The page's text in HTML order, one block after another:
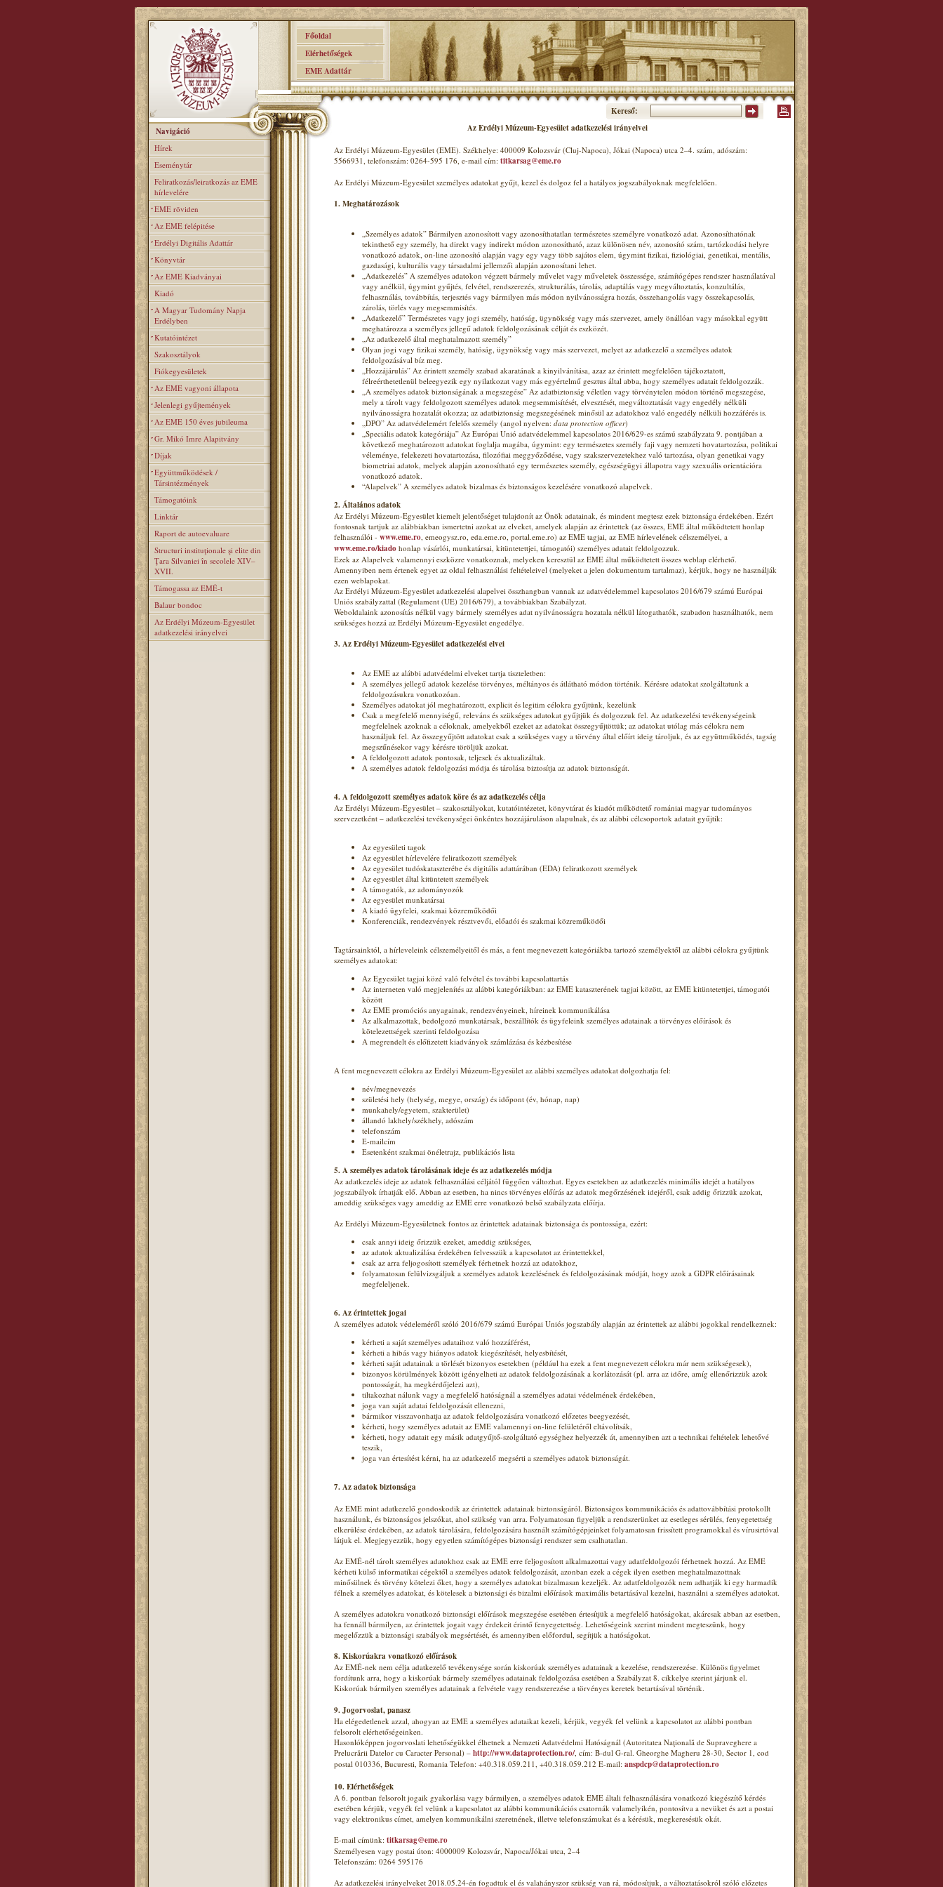
Főoldal
Elérhetőségek
EME Adattár
Kereső:
Navigáció
Hírek
Eseménytár
Feliratkozás/leiratkozás az EME
hírlevelére
EME röviden
Az EME felépitése
Erdélyi Digitális Adattár
Könyvtár
Az EME Kiadványai
Kiadó
A Magyar Tudomány Napja
Erdélyben
Kutatóintézet
Szakosztályok
Fiókegyesületek
Az EME vagyoni állapota
Jelenlegi gyűjtemények
Az EME 150 éves jubileuma
Gr. Mikó Imre Alapitvány
Díjak
Együttműködések /
Társintézmények
Támogatóink
Linktár
Raport de autoevaluare
Structuri instituţionale şi elite din
Ţara Silvaniei în secolele XIV–
XVII.
Támogassa az EMÉ-t
Balaur bondoc
Az Erdélyi Múzeum-Egyesület
adatkezelési irányelvei
Az Erdélyi Múzeum-Egyesület adatkezelési irányelvei
Az Erdélyi Múzeum-Egyesület (EME). Székhelye: 400009 Kolozsvár (Cluj-Napoca), Jókai (Napoca) utca 2–4. szám, adószám:
5566931, telefonszám: 0264-595 176, e-mail cím: titkarsag@eme.ro
Az Erdélyi Múzeum-Egyesület személyes adatokat gyűjt, kezel és dolgoz fel a hatályos jogszabályoknak megfelelően.
1. Meghatározások
„Személyes adatok” Bármilyen azonosított vagy azonosíthatatlan természetes személyre vonatkozó adat. Azonosíthatónak
tekinthető egy személy, ha direkt vagy indirekt módon azonosítható, azaz különösen név, azonosító szám, tartózkodási helyre
vonatkozó adatok, on-line azonosító alapján vagy egy vagy több sajátos elem, úgymint fizikai, fiziológiai, genetikai, mentális,
gazdasági, kulturális vagy társadalmi jellemzői alapján azonosítani lehet.
„Adatkezelés” A személyes adatokon végzett bármely művelet vagy műveletek összessége, számítógépes rendszer használatával
vagy anélkül, úgymint gyűjtés, felvétel, rendszerezés, strukturálás, tárolás, adaptálás vagy megváltoztatás, konzultálás,
felhasználás, továbbítás, terjesztés vagy bármilyen más módon nyilvánosságra hozás, összehangolás vagy összekapcsolás,
zárolás, törlés vagy megsemmisítés.
„Adatkezelő” Természetes vagy jogi személy, hatóság, ügynökség vagy más szervezet, amely önállóan vagy másokkal együtt
meghatározza a személyes jellegű adatok feldolgozásának célját és eszközét.
„Az adatkezelő által meghatalmazott személy”
Olyan jogi vagy fizikai személy, hatóság, ügynökség vagy más szervezet, melyet az adatkezelő a személyes adatok
feldolgozásával bíz meg.
„Hozzájárulás” Az érintett személy szabad akaratának a kinyilvánítása, azaz az érintett megfelelően tájékoztatott,
félreérthetetlenül beleegyezik egy nyilatkozat vagy más egyértelmű gesztus által abba, hogy személyes adatait feldolgozzák.
„A személyes adatok biztonságának a megszegése” Az adatbiztonság véletlen vagy törvénytelen módon történő megszegése,
mely a tárolt vagy feldolgozott személyes adatok megsemmisítését, elvesztését, megváltoztatását vagy engedély nélküli
nyilvánosságra hozatalát okozza; az adatbiztonság megszegésének minősül az adatokhoz való engedély nélküli hozzáférés is.
„DPO” Az adatvédelemért felelős személy (angol nyelven: data protection officer)
„Speciális adatok kategóriája” Az Európai Unió adatvédelemmel kapcsolatos 2016/629-es számú szabályzata 9. pontjában a
következő meghatározott adatokat foglalja magába, úgymint: egy természetes személy faji vagy nemzeti hovatartozása, politikai
véleménye, felekezeti hovatartozása, filozófiai meggyőződése, vagy szakszervezetekhez való tartozása, olyan genetikai vagy
biometriai adatok, melyek alapján azonosítható egy természetes személy, egészségügyi állapotra vagy szexuális orientációra
vonatkozó adatok.
“Alapelvek” A személyes adatok bizalmas és biztonságos kezelésére vonatkozó alapelvek.
2. Általános adatok
Az Erdélyi Múzeum-Egyesület kiemelt jelentőséget tulajdonít az Önök adatainak, és mindent megtesz ezek biztonsága érdekében. Ezért
fontosnak tartjuk az alábbiakban ismertetni azokat az elveket, amelyek alapján az érintettek (az összes, EME által működtetett honlap
felhasználói - www.eme.ro, emeogysz.ro, eda.eme.ro, portal.eme.ro) az EME tagjai, az EME hírlevelének célszemélyei, a
www.eme.ro/kiado honlap vásárlói, munkatársai, kitüntetettjei, támogatói) személyes adatait feldolgozzuk.
Ezek az Alapelvek valamennyi eszközre vonatkoznak, melyeken keresztül az EME által működtetett összes weblap elérhető.
Amennyiben nem értenek egyet az oldal felhasználási feltételeivel (melyeket a jelen dokumentum tartalmaz), kérjük, hogy ne használják
ezen weblapokat.
Az Erdélyi Múzeum-Egyesület adatkezelési alapelvei összhangban vannak az adatvédelemmel kapcsolatos 2016/679 számú Európai
Uniós szabályzattal (Regulament (UE) 2016/679), a továbbiakban Szabályzat.
Weboldalaink azonosítás nélkül vagy bármely személyes adat nyilvánosságra hozatala nélkül látogathatók, szabadon használhatók, nem
szükséges hozzá az Erdélyi Múzeum-Egyesület engedélye.
3. Az Erdélyi Múzeum-Egyesület adatkezelési elvei
Az EME az alábbi adatvédelmi elveket tartja tiszteletben:
A személyes jellegű adatok kezelése törvényes, méltányos és átlátható módon történik. Kérésre adatokat szolgáltatunk a
feldolgozásukra vonatkozóan.
Személyes adatokat jól meghatározott, explicit és legitim célokra gyűjtünk, kezelünk
Csak a megfelelő mennyiségű, releváns és szükséges adatokat gyűjtjük és dolgozzuk fel. Az adatkezelési tevékenységeink
megfelelnek azoknak a céloknak, amelyekből ezeket az adatokat összegyűjtöttük; az adatokat utólag más célokra nem
használjuk fel. Az összegyűjtött adatokat csak a szükséges vagy a törvény által előírt ideig tároljuk, és az együttműködés, tagság
megszűnésekor vagy kérésre töröljük azokat.
A feldolgozott adatok pontosak, teljesek és aktualizáltak.
A személyes adatok feldolgozási módja és tárolása biztosítja az adatok biztonságát.
4.A feldolgozott személyes adatok köre és az adatkezelés célja
Az Erdélyi Múzeum-Egyesület – szakosztályokat, kutatóintézetet, könyvtárat és kiadót működtető romániai magyar tudományos
szervezetként – adatkezelési tevékenységei önkéntes hozzájáruláson alapulnak, és az alábbi célcsoportok adatait gyűjtik:
Az egyesületi tagok
Az egyesület hírlevelére feliratkozott személyek
Az egyesület tudóskataszterébe és digitális adattárában (EDA) feliratkozott személyek
Az egyesület által kitüntetett személyek
A támogatók, az adományozók
Az egyesület munkatársai
A kiadó ügyfelei, szakmai közreműködői
Konferenciák, rendezvények résztvevői, előadói és szakmai közreműködői
Tagtársainktól, a hírleveleink célszemélyeitől és más, a fent megnevezett kategóriákba tartozó személyektől az alábbi célokra gyűjtünk
személyes adatokat:
Az Egyesület tagjai közé való felvétel és további kapcsolattartás
Az interneten való megjelenítés az alábbi kategóriákban: az EME kataszterének tagjai között, az EME kitüntetettjei, támogatói
között
Az EME promóciós anyagainak, rendezvényeinek, híreinek kommunikálása
Az alkalmazottak, bedolgozó munkatársak, beszállítók és ügyfeleink személyes adatainak a törvényes előírások és
kötelezettségek szerinti feldolgozása
A megrendelt és előfizetett kiadványok számlázása és kézbesítése
A fent megnevezett célokra az Erdélyi Múzeum-Egyesület az alábbi személyes adatokat dolgozhatja fel:
név/megnevezés
születési hely (helység, megye, ország) és időpont (év, hónap, nap)
munkahely/egyetem, szakterület)
állandó lakhely/székhely, adószám
telefonszám
E-mailcím
Esetenként szakmai önéletrajz, publikációs lista
5. A személyes adatok tárolásának ideje és az adatkezelés módja
Az adatkezelés ideje az adatok felhasználási céljától függően változhat. Egyes esetekben az adatkezelés minimális idejét a hatályos
jogszabályok írhatják elő. Abban az esetben, ha nincs törvényes előírás az adatok megőrzésének idejéről, csak addig őrizzük azokat,
ameddig szükséges vagy ameddig az EME erre vonatkozó belső szabályzata előírja.
Az Erdélyi Múzeum-Egyesületnek fontos az érintettek adatainak biztonsága és pontossága, ezért:
csak annyi ideig őrizzük ezeket, ameddig szükséges,
az adatok aktualizálása érdekében felvesszük a kapcsolatot az érintettekkel,
csak az arra feljogosított személyek férhetnek hozzá az adatokhoz,
folyamatosan felülvizsgáljuk a személyes adatok kezelésének és feldolgozásának módját, hogy azok a GDPR előírásainak
megfeleljenek.
6. Az érintettek jogai
A személyes adatok védeleméről szóló 2016/679 számú Európai Uniós jogszabály alapján az érintettek az alábbi jogokkal rendelkeznek:
kérheti a saját személyes adataihoz való hozzáférést,
kérheti a hibás vagy hiányos adatok kiegészítését, helyesbítését,
kérheti saját adatainak a törlését bizonyos esetekben (például ha ezek a fent megnevezett célokra már nem szükségesek),
bizonyos körülmények között igényelheti az adatok feldolgozásának a korlátozását (pl. arra az időre, amíg ellenőrizzük azok
pontosságát, ha megkérdőjelezi azt),
tiltakozhat nálunk vagy a megfelelő hatóságnál a személyes adatai védelmének érdekében,
joga van saját adatai feldolgozását ellenezni,
bármikor visszavonhatja az adatok feldolgozására vonatkozó előzetes beegyezését,
kérheti, hogy személyes adatait az EME valamennyi on-line felületéről eltávolítsák,
kérheti, hogy adatait egy másik adatgyűjtő-szolgáltató egységhez helyezzék át, amennyiben azt a technikai feltételek lehetővé
teszik,
joga van értesítést kérni, ha az adatkezelő megsérti a személyes adatok biztonságát.
7. Az adatok biztonsága
Az EME mint adatkezelő gondoskodik az érintettek adatainak biztonságáról. Biztonságos kommunikációs és adattovábbítási protokollt
használunk, és biztonságos jelszókat, ahol szükség van arra. Folyamatosan figyeljük a rendszerünket az esetleges sérülés, fenyegetettség
elkerülése érdekében, az adatok tárolására, feldolgozására használt számítógépjeinket folyamatosan frissített programokkal és vírusirtóval
látjuk el. Megjegyezzük, hogy egyetlen számítógépes biztonsági rendszer sem csalhatatlan.
Az EMÉ-nél tárolt személyes adatokhoz csak az EME erre feljogosított alkalmazottai vagy adatfeldolgozói férhetnek hozzá. Az EME
kérheti külső informatikai cégektől a személyes adatok feldolgozását, azonban ezek a cégek ilyen esetben meghatalmazottnak
minősülnek és törvény kötelezi őket, hogy a személyes adatokat bizalmasan kezeljék. Az adatfeldolgozók nem adhatják ki egy harmadik
félnek a személyes adatokat, és kötelesek a biztonsági és bizalmi előírások maximális betartásával kezelni, használni a személyes adatokat.
A személyes adatokra vonatkozó biztonsági előírások megszegése esetében értesítjük a megfelelő hatóságokat, akárcsak abban az esetben,
ha fennáll bármilyen, az érintettek jogait vagy érdekeit érintő fenyegetettség. Lehetőségeink szerint mindent megteszünk, hogy
megelőzzük a biztonsági szabályok megsértését, és amennyiben előfordul, segítjük a hatóságokat.
8. Kiskorúakra vonatkozó előírások
Az EMÉ-nek nem célja adatkezelő tevékenysége során kiskorúak személyes adatainak a kezelése, rendszerezése. Különös figyelmet
fordítunk arra, hogy a kiskorúak bármely személyes adatainak feldolgozása esetében a Szabályzat 8. cikkelye szerint járjunk el.
Kiskorúak bármilyen személyes adatainak a felvétele vagy rendszerezése a törvényes keretek betartásával történik.
9. Jogorvoslat, panasz
Ha elégedetlenek azzal, ahogyan az EME a személyes adataikat kezeli, kérjük, vegyék fel velünk a kapcsolatot az alábbi pontban
felsorolt elérhetőségeinken.
Hasonlóképpen jogorvoslati lehetőségükkel élhetnek a Nemzeti Adatvédelmi Hatóságnál (Autoritatea Naţională de Supraveghere a
Prelucrării Datelor cu Caracter Personal) – http://www.dataprotection.ro/, cím: B-dul G-ral. Gheorghe Magheru 28-30, Sector 1, cod
postal 010336, Bucuresti, Romania Telefon: +40.318.059.211, +40.318.059.212 E-mail: anspdcp@dataprotection.ro
10. Elérhetőségek
A 6. pontban felsorolt jogaik gyakorlása vagy bármilyen, a személyes adatok EME általi felhasználására vonatkozó kiegészítő kérdés
esetében kérjük, vegyék fel velünk a kapcsolatot az alábbi kommunikációs csatornák valamelyikén, pontosítva a nevüket és azt a postai
vagy elektronikus címet, amelyen kommunikálni szeretnének, illetve telefonszámukat és a kérésük, megkeresésük okát.
E-mail címünk: titkarsag@eme.ro
Személyesen vagy postai úton: 4000009 Kolozsvár, Napoca/Jókai utca, 2–4
Telefonszám: 0264 595176
Az adatkezelési irányelveket 2018.05.24-én fogadtuk el és valahányszor szükség van rá, módosítjuk, a változtatásokról szóló előzetes